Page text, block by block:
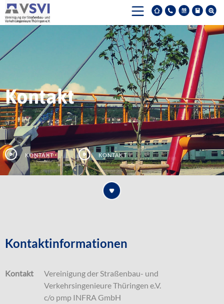
Kontakt
Kontakt Kontakt
Kontaktinformationen
Kontakt
Vereinigung der Straßenbau- und
Verkehrsingenieure Thüringen e.V.
c/o pmp INFRA GmbH